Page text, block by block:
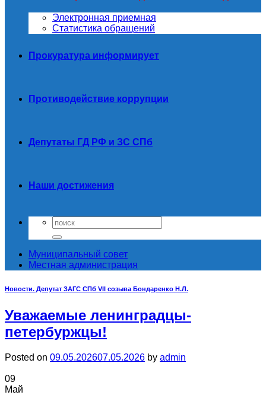
Электронная приемная
Статистика обращений
Прокуратура информирует
Противодействие коррупции
Депутаты ГД РФ и ЗС СПб
Наши достижения
Муниципальный совет
Местная администрация
Новости. Депутат ЗАГС СПб VII созыва Бондаренко Н.Л.
Уважаемые ленинградцы-
петербуржцы!
Posted on 09.05.202607.05.2026 by admin
09
Май